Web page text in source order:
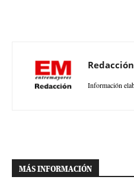
Información
MÁS INFORMACIÓN